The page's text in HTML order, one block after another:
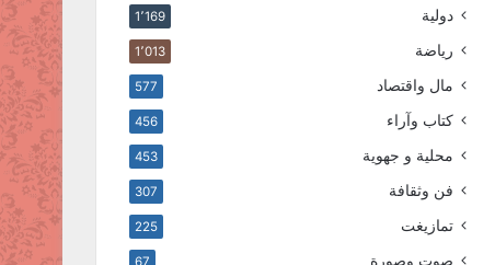
دولية 1٬169
رياضة 1٬013
مال واقتصاد 577
كتاب وآراء 456
محلية و جهوية 453
فن وثقافة 307
تمازيغت 225
صوت وصورة 67